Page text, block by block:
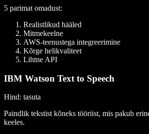
5 parimat omadust:
Realistlikud hääled
Mitmekeelne
AWS-teenustega integreerimine
Kõrge helikvaliteet
Lihtne API
IBM Watson Text to Speech
Hind: tasuta
Paindlik tekstist kõneks tööriist, mis pakub
keeles.